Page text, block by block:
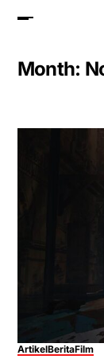
Month:
ArtikelBeritaFilm